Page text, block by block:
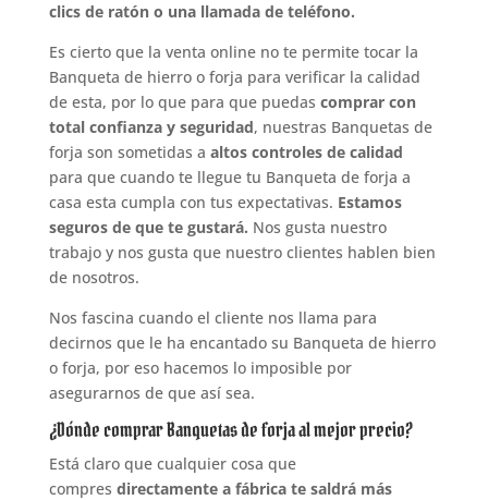
clics de ratón o una llamada de teléfono.
Es cierto que la venta online no te permite tocar la
Banqueta de hierro o forja para verificar la calidad
de esta, por lo que para que puedas comprar con
total confianza y seguridad, nuestras Banquetas de
forja son sometidas a altos controles de calidad
para que cuando te llegue tu Banqueta de forja a
casa esta cumpla con tus expectativas. Estamos
seguros de que te gustará. Nos gusta nuestro
trabajo y nos gusta que nuestro clientes hablen bien
de nosotros.
Nos fascina cuando el cliente nos llama para
decirnos que le ha encantado su Banqueta de hierro
o forja, por eso hacemos lo imposible por
asegurarnos de que así sea.
¿Dónde comprar Banquetas de forja al mejor precio?
Está claro que cualquier cosa que
compres directamente a fábrica te saldrá más